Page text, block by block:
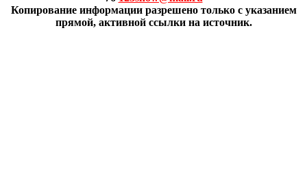
Копирование информации разрешено только с указанием
прямой, активной ссылки на источник.